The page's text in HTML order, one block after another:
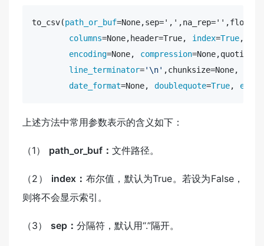
to_csv(path_or_buf
columns=None,header=True, index=True,
encoding=None, compression
line_terminator='\n' ,chunksize=None,
date_format=None, doublequote=True,
上述方法中常用参数表示的含义如下：
（1） path_or_buf： 文件路径。
（2） index： 布尔值，默认为True。若设为False，
则将不会显示索引。
（3） sep： 分隔符，默认用“.”隔开。